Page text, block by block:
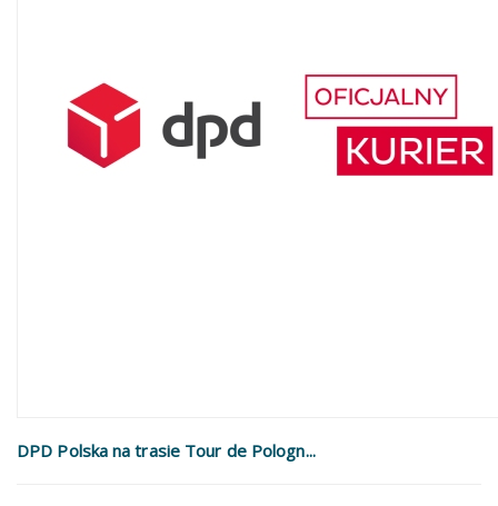
DPD Polska na trasie Tour de Pologn...